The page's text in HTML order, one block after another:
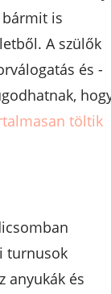
is
A szülők
és -
töltik
turnusok
anyukák és